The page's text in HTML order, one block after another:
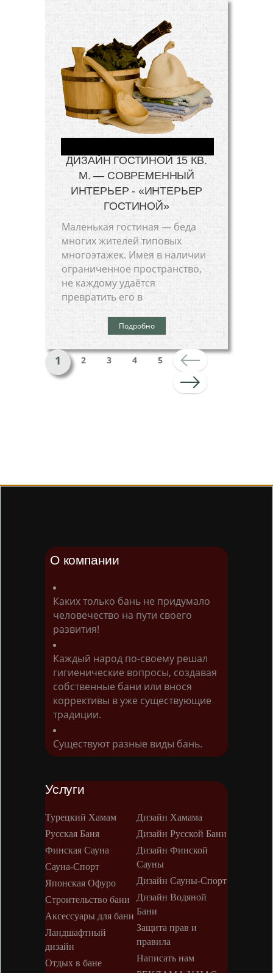
ДИЗАЙН ГОСТИНОЙ 15 КВ.
М. — СОВРЕМЕННЫЙ
ИНТЕРЬЕР - «ИНТЕРЬЕР
ГОСТИНОЙ»
Маленькая гостиная — беда
многих жителей типовых
многоэтажек. Имея в наличии
ограниченное пространство,
не каждому удаётся
превратить его в
Подробно
1 2 3 4 5
О компании
Каких только бань не придумало
человечество на пути своего
развития!
Каждый народ по-своему решал
гигиенические вопросы, создавая
собственные бани или внося
коррективы в уже существующие
традиции.
Существуют разные виды бань.
Услуги
Турецкий Хамам
Русская Баня
Финская Сауна
Сауна-Спорт
Японская Офуро
Строительство бани
Аксессуары для бани
Ландшафтный
дизайн
Отдых в бане
Дизайн Хамама
Дизайн Русской Бани
Дизайн Финской
Сауны
Дизайн Сауны-Спорт
Дизайн Водяной
Бани
Защита прав и
правила
Написать нам